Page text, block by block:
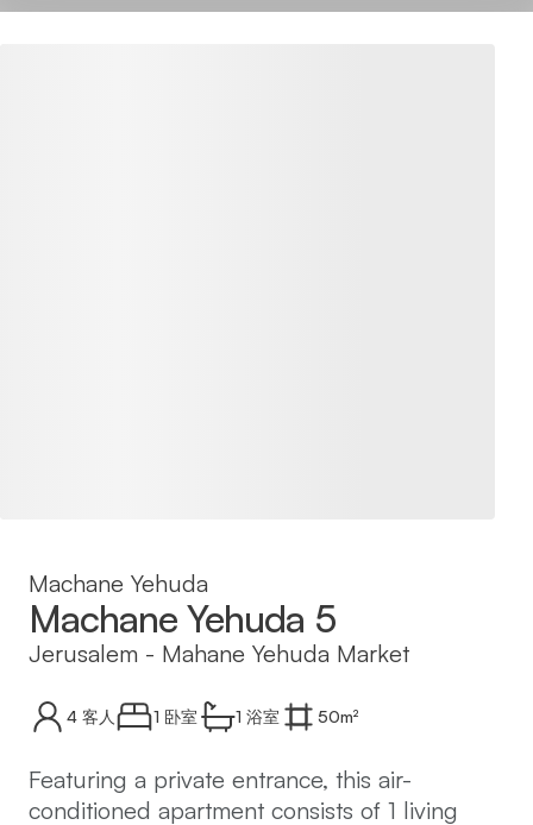
Machane Yehuda
Machane Yehuda 5
Jerusalem - Mahane Yehuda Market
4 客人 1 卧室 1 浴室 50m²
Featuring a private entrance, this air-
conditioned apartment consists of 1 living